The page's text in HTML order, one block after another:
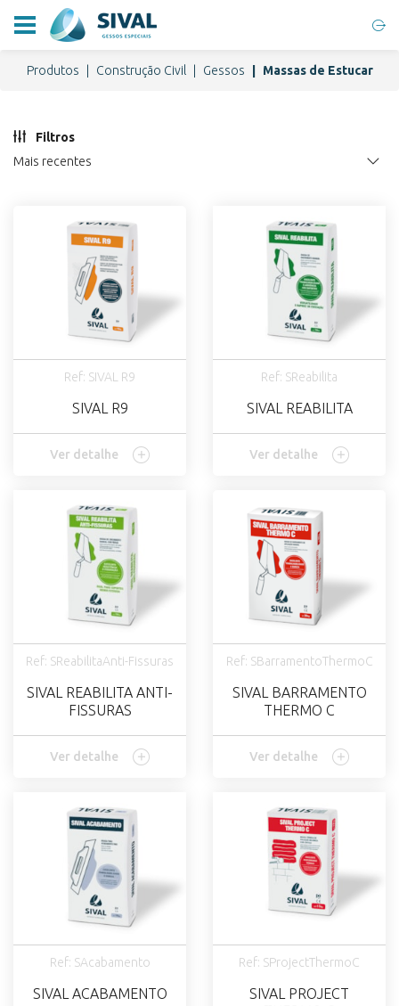
Produtos Construção Civil Gessos Massas de Estucar
Filtros
Mais recentes
Ref: SIVAL R9
SIVAL R9
Ver detalhe
Ref: SReabilita
SIVAL REABILITA
Ver detalhe
Ref: SReabilitaAnti-Fissuras
SIVAL REABILITA ANTI-
FISSURAS
Ver detalhe
Ref: SBarramentoThermoC
SIVAL BARRAMENTO
THERMO C
Ver detalhe
Ref: SAcabamento
SIVAL ACABAMENTO
Ref: SProjectThermoC
SIVAL PROJECT